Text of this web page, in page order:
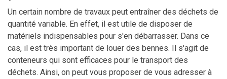
Un certain nombre de travaux peut entraîner des déchets de
quantité variable. En effet, il est utile de disposer de
matériels indispensables pour s'en débarrasser. Dans ce
cas, il est très important de louer des bennes. Il s'agit de
conteneurs qui sont efficaces pour le transport des
déchets. Ainsi, on peut vous proposer de vous adresser à